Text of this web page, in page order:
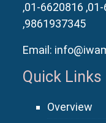
,01-6620816
,9861937345
Email:
Quick Links
Overview